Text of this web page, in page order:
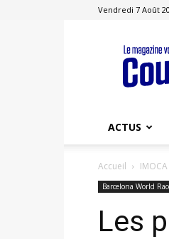
Vendredi 7 Août
ACTUS
Accueil IMOCA
Barcelona World
Les